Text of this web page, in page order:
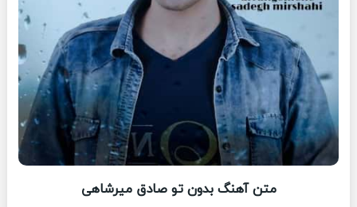
متن آهنگ بدون تو صادق میرشاهی